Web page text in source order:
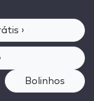
›
Bolinhos